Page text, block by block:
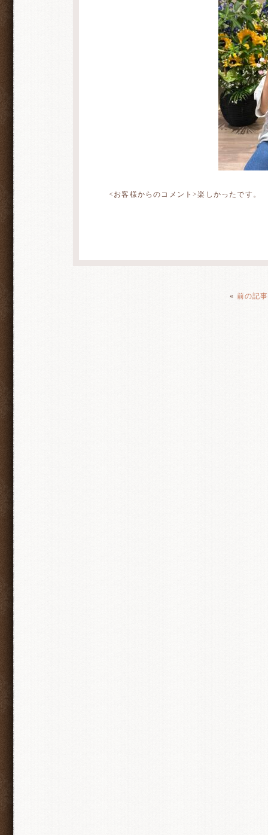
<お客様からのコメント>楽しかったです。
« 前の記